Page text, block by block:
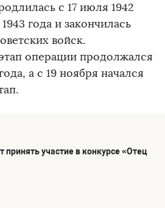
с 17 июля 1942
года и закончилась
войск.
операции продолжался
а с 19 ноября начался
участие в конкурсе «Отец